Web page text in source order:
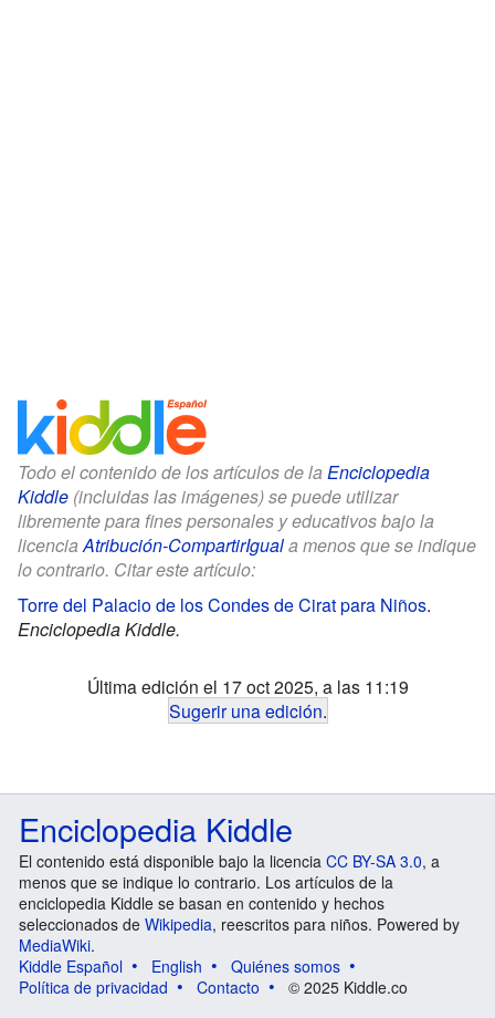
Todo el contenido de los artículos de la Enciclopedia
Kiddle (incluidas las imágenes) se puede utilizar
libremente para fines personales y educativos bajo la
licenciaAtribución-CompartirIguala menos que se indique
lo contrario. Citar este artículo:
Torre del Palacio de los Condes de Cirat para Niños.
Enciclopedia Kiddle.
Última edición el 17 oct 2025, a las 11:19
Sugerir una edición.
Enciclopedia Kiddle
El contenido está disponible bajo la licencia CC BY-SA 3.0, a
menos que se indique lo contrario. Los artículos de la
enciclopedia Kiddle se basan en contenido y hechos
seleccionados de Wikipedia, reescritos para niños. Powered by
MediaWiki.
Kiddle Español
English
Quiénes somos
Política de privacidad
Contacto © 2025 Kiddle.co